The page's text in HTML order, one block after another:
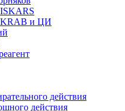
и ЦИ
действия
действия